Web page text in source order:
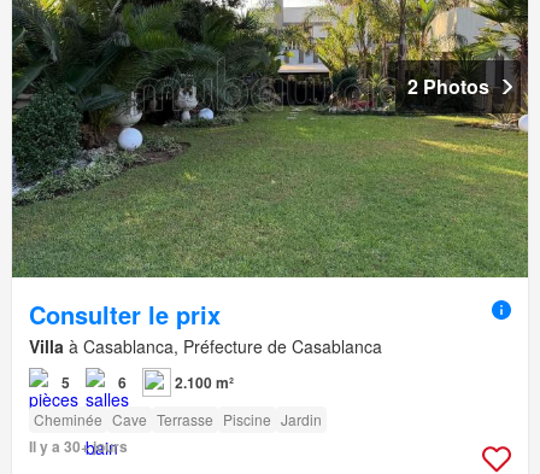
2 Photos
Consulter le prix
Villa à Casablanca, Préfecture de Casablanca
5 6 2.100 m²
Cheminée Cave Terrasse Piscine Jardin
Il y a 30+ jours